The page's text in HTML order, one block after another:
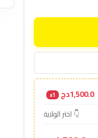
1,500.0دج x1
👇 اختر الولاية